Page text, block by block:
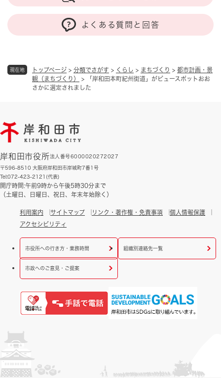
現在地 トップページ > 分類でさがす > くらし > まちづくり > 都市計画・景
観（まちづくり）
>
「岸和田本町紀州街道」がビュースポットおお
さかに選定されました
よくある質問と回答
岸和田市役所法人番号6000020272027
〒596-8510 大阪府岸和田市岸城町7番1号
Tel:072-423-2121(代表)
開庁時間:午前9時から午後5時30分まで
（土曜日、日曜日、祝日、年末年始除く）
利用案内 サイトマップ リンク・著作権・免責事項
個人情報保護
アクセシビリティ
市役所への行き方・業務時間 組織別連絡先一覧
市政へのご意見・ご提案